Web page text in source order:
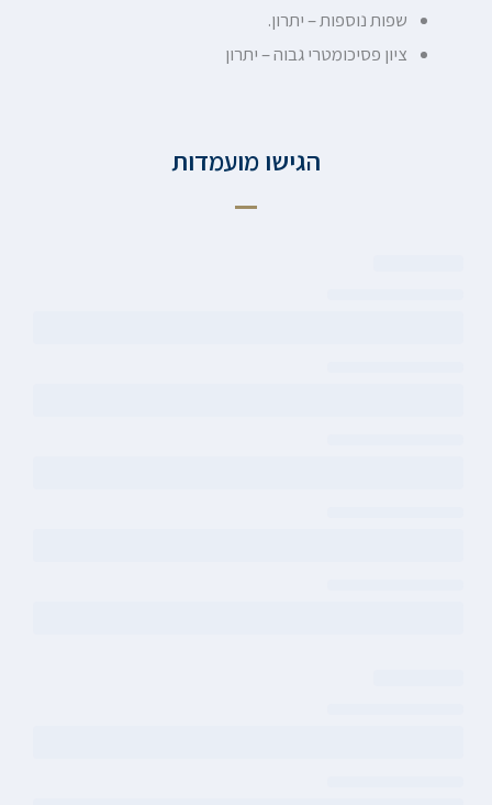
שפות נוספות – יתרון.
ציון פסיכומטרי גבוה – יתרון
הגישו מועמדות